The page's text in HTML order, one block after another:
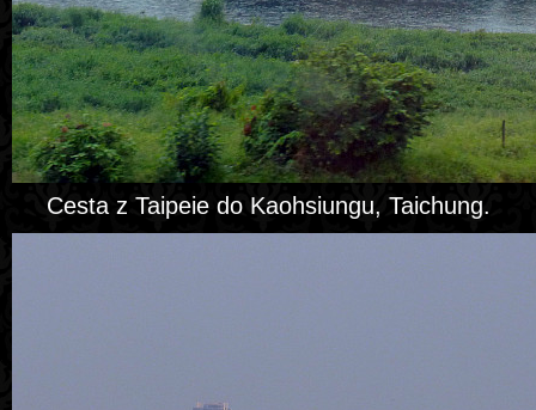
Cesta z Taipeie do Kaohsiungu, Taichung.